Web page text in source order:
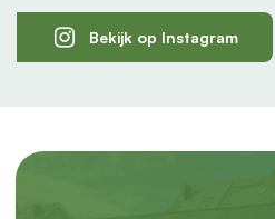
Bekijk op Instagram